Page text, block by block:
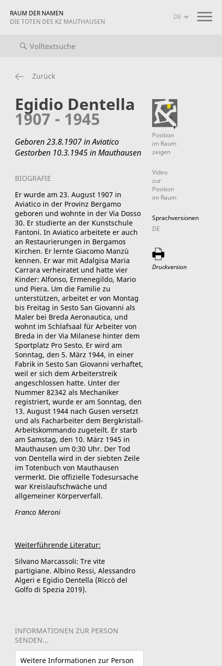
RAUM DER NAMEN
DIE TOTEN DES KZ MAUTHAUSEN
Projekt-Info
Zurück
Egidio Dentella
1907 - 1945
Geboren 23.8.1907 in Aviatico
Gestorben 10.3.1945 in Mauthausen
BIOGRAFIE
Er wurde am 23. August 1907 in
Aviatico in der Provinz Bergamo
geboren und wohnte in der Via Dosso
30. Er studierte an der Kunstschule
Fantoni. In Aviatico arbeitete er auch
an Restaurierungen in Bergamos
Kirchen. Er lernte Giacomo Manzù
kennen. Er war mit Adalgisa Maria
Carrara verheiratet und hatte vier
Kinder: Alfonso, Ermenegildo, Mario
und Piera. Um die Familie zu
unterstützen, arbeitet er von Montag
bis Freitag in Sesto San Giovanni als
Maler bei Breda Aeronautica, und
wohnt im Schlafsaal für Arbeiter von
Breda in der Via Milanese hinter dem
Sportplatz Pro Sesto. Er wird am
Sonntag, den 5. März 1944, in einer
Fabrik in Sesto San Giovanni verhaftet,
weil er sich dem Arbeiterstreik
angeschlossen hatte. Unter der
Nummer 82342 als Mechaniker
registriert, wurde er am Sonntag, den
13. August 1944 nach Gusen versetzt
und als Facharbeiter dem Bergkristall-
Arbeitskommando zugeteilt. Er starb
am Samstag, den 10. März 1945 in
Mauthausen um 0:30 Uhr. Der Tod
von Dentella wird in der siebten Zeile
im Totenbuch von Mauthausen
vermerkt. Die offizielle Todesursache
war Kreislaufschwäche und
allgemeiner Körperverfall.
Franco Meroni
Weiterführende Literatur:
Silvano Marcassoli: Tre vite
partigiane. Albino Ressi, Alessandro
Algeri e Egidio Dentella (Riccò del
Golfo di Spezia 2019).
INFORMATIONEN ZUR PERSON
SENDEN...
Weitere Informationen zur Person
Position
im Raum
zeigen
Video
zur
Position
im Raum
Sprachversionen
DE
Druckversion